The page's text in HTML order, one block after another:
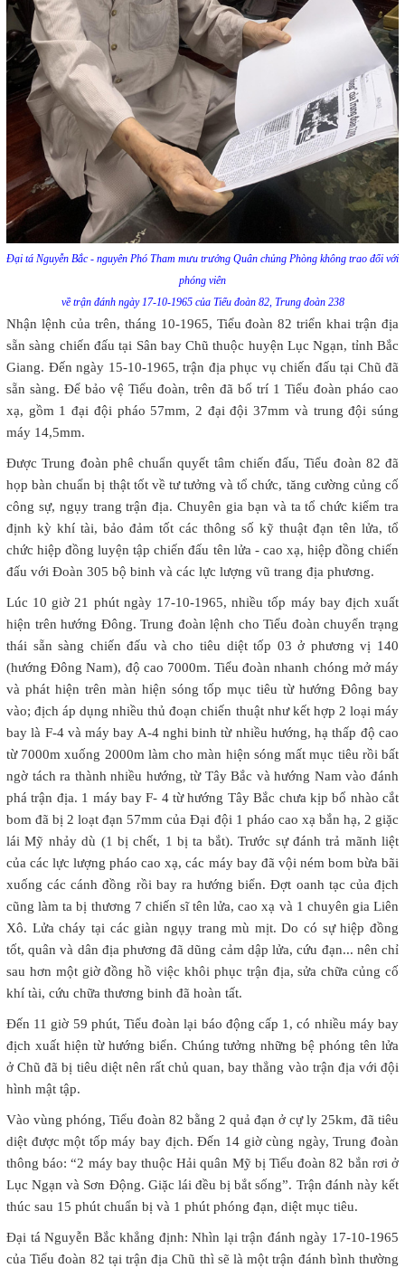
Đại tá Nguyễn Bắc - nguyên Phó Tham mưu trưởng Quân chủng Phòng không trao đổi với
phóng viên
về trận đánh ngày 17-10-1965 của Tiểu đoàn 82, Trung đoàn 238
Nhận lệnh của trên, tháng 10-1965, Tiểu đoàn 82 triển khai trận địa
sẵn sàng chiến đấu tại Sân bay Chũ thuộc huyện Lục Ngạn, tỉnh Bắc
Giang. Đến ngày 15-10-1965, trận địa phục vụ chiến đấu tại Chũ đã
sẵn sàng. Để bảo vệ Tiểu đoàn, trên đã bố trí 1 Tiểu đoàn pháo cao
xạ, gồm 1 đại đội pháo 57mm, 2 đại đội 37mm và trung đội súng
máy 14,5mm.
Được Trung đoàn phê chuẩn quyết tâm chiến đấu, Tiểu đoàn 82 đã
họp bàn chuẩn bị thật tốt về tư tưởng và tổ chức, tăng cường củng cố
công sự, ngụy trang trận địa. Chuyên gia bạn và ta tổ chức kiểm tra
định kỳ khí tài, bảo đảm tốt các thông số kỹ thuật đạn tên lửa, tổ
chức hiệp đồng luyện tập chiến đấu tên lửa - cao xạ, hiệp đồng chiến
đấu với Đoàn 305 bộ binh và các lực lượng vũ trang địa phương.
Lúc 10 giờ 21 phút ngày 17-10-1965, nhiều tốp máy bay địch xuất
hiện trên hướng Đông. Trung đoàn lệnh cho Tiểu đoàn chuyển trạng
thái sẵn sàng chiến đấu và cho tiêu diệt tốp 03 ở phương vị 140
(hướng Đông Nam), độ cao 7000m. Tiểu đoàn nhanh chóng mở máy
và phát hiện trên màn hiện sóng tốp mục tiêu từ hướng Đông bay
vào; địch áp dụng nhiều thủ đoạn chiến thuật như kết hợp 2 loại máy
bay là F-4 và máy bay A-4 nghi binh từ nhiều hướng, hạ thấp độ cao
từ 7000m xuống 2000m làm cho màn hiện sóng mất mục tiêu rồi bất
ngờ tách ra thành nhiều hướng, từ Tây Bắc và hướng Nam vào đánh
phá trận địa. 1 máy bay F- 4 từ hướng Tây Bắc chưa kịp bổ nhào cắt
bom đã bị 2 loạt đạn 57mm của Đại đội 1 pháo cao xạ bắn hạ, 2 giặc
lái Mỹ nhảy dù (1 bị chết, 1 bị ta bắt). Trước sự đánh trả mãnh liệt
của các lực lượng pháo cao xạ, các máy bay đã vội ném bom bừa bãi
xuống các cánh đồng rồi bay ra hướng biển. Đợt oanh tạc của địch
cũng làm ta bị thương 7 chiến sĩ tên lửa, cao xạ và 1 chuyên gia Liên
Xô. Lửa cháy tại các giàn ngụy trang mù mịt. Do có sự hiệp đồng
tốt, quân và dân địa phương đã dũng cảm dập lửa, cứu đạn... nên chỉ
sau hơn một giờ đồng hồ việc khôi phục trận địa, sửa chữa củng cố
khí tài, cứu chữa thương binh đã hoàn tất.
Đến 11 giờ 59 phút, Tiểu đoàn lại báo động cấp 1, có nhiều máy bay
địch xuất hiện từ hướng biển. Chúng tưởng những bệ phóng tên lửa
ở Chũ đã bị tiêu diệt nên rất chủ quan, bay thẳng vào trận địa với đội
hình mật tập.
Vào vùng phóng, Tiểu đoàn 82 bằng 2 quả đạn ở cự ly 25km, đã tiêu
diệt được một tốp máy bay địch. Đến 14 giờ cùng ngày, Trung đoàn
thông báo: “2 máy bay thuộc Hải quân Mỹ bị Tiểu đoàn 82 bắn rơi ở
Lục Ngạn và Sơn Động. Giặc lái đều bị bắt sống”. Trận đánh này kết
thúc sau 15 phút chuẩn bị và 1 phút phóng đạn, diệt mục tiêu.
Đại tá Nguyễn Bắc khẳng định: Nhìn lại trận đánh ngày 17-10-1965
của Tiểu đoàn 82 tại trận địa Chũ thì sẽ là một trận đánh bình thường